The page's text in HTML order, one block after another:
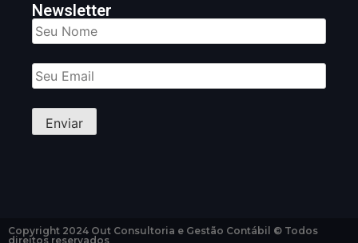
Newsletter
Copyright 2024 Out Consultoria e Gestão Contábil © Todos
direitos reservados